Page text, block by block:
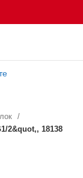
2&quot,, 18138